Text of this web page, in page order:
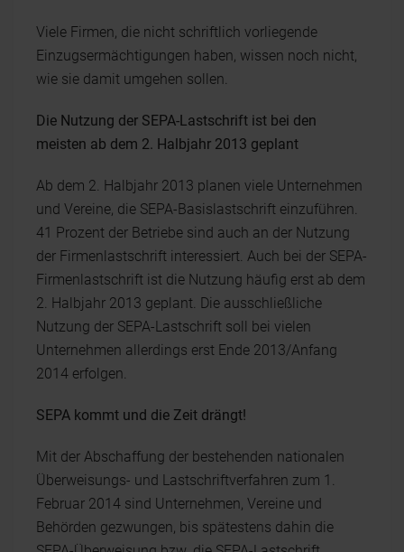
Viele Firmen, die nicht schriftlich vorliegende
Einzugsermächtigungen haben, wissen noch nicht,
wie sie damit umgehen sollen.
Die Nutzung der SEPA-Lastschrift ist bei den
meisten ab dem 2. Halbjahr 2013 geplant
Ab dem 2. Halbjahr 2013 planen viele Unternehmen
und Vereine, die SEPA-Basislastschrift einzuführen.
41 Prozent der Betriebe sind auch an der Nutzung
der Firmenlastschrift interessiert. Auch bei der SEPA-
Firmenlastschrift ist die Nutzung häufig erst ab dem
2. Halbjahr 2013 geplant. Die ausschließliche
Nutzung der SEPA-Lastschrift soll bei vielen
Unternehmen allerdings erst Ende 2013/Anfang
2014 erfolgen.
SEPA kommt und die Zeit drängt!
Mit der Abschaffung der bestehenden nationalen
Überweisungs- und Lastschriftverfahren zum 1.
Februar 2014 sind Unternehmen, Vereine und
Behörden gezwungen, bis spätestens dahin die